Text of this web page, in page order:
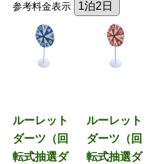
参考料金表示
ルーレット
ダーツ（回
転式抽選ダ
ルーレット
ダーツ（回
転式抽選ダ